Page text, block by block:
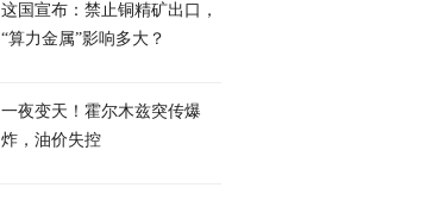
这国宣布：禁止铜精矿出口，
“算力金属”影响多大？
一夜变天！霍尔木兹突传爆
炸，油价失控